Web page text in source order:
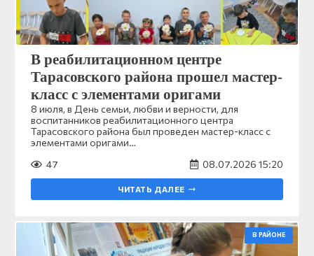
В реабилитационном центре
Тарасовского района прошел мастер-
класс с элементами оригами
8 июля, в День семьи, любви и верности, для
воспитанников реабилитационного центра
Тарасовского района был проведен мастер-класс с
элементами оригами…
47
08.07.2026 15:20
ЧИТАТЬ ДАЛЕЕ
В РАЙОНЕ